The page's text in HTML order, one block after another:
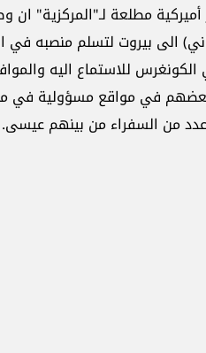
مطلعة لـ"المركزية"
الى بيروت لتسلم منصبه في
الكونغرس للاستماع اليه
بعضهم في مواقع مسؤولية في
من السفراء من بينهم عيسى.